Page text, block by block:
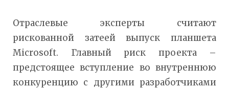
Отраслевые эксперты считают
рискованной затеей выпуск планшета
Microsoft. Главный риск проекта –
предстоящее вступление во внутреннюю
конкуренцию с другими разработчиками